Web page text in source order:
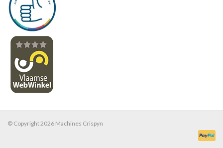
© Copyright 2026 Machines Crispyn